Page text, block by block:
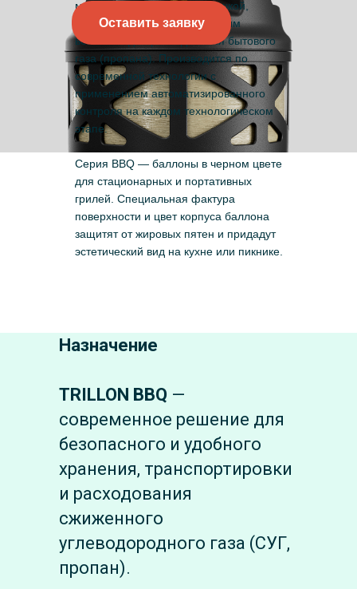
материала с силовой оболочкой,
защитным кожухом и латунным
вентилем для расходования бытового
газа (пропана). Производится по
современной технологии с
применением автоматизированного
контроля на каждом технологическом
этапе.
Серия BBQ — баллоны в черном цвете
для стационарных и портативных
грилей. Специальная фактура
поверхности и цвет корпуса баллона
защитят от жировых пятен и придадут
эстетический вид на кухне или пикнике.
Оставить заявку
Назначение
TRILLON BBQ —
современное решение для
безопасного и удобного
хранения, транспортировки
и расходования
сжиженного
углеводородного газа (СУГ,
пропан).